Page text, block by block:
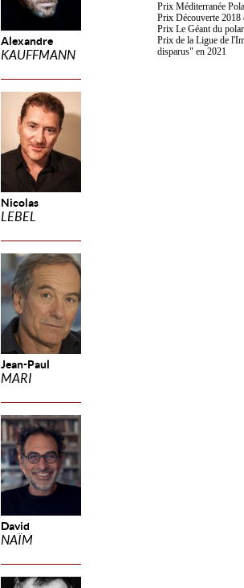
Alexandre
KAUFFMANN
Nicolas
LEBEL
Jean-Paul
MARI
David
NAÏM
Prix Méditerranée
Prix Découverte 2018
Prix Le Géant du
Prix de la Ligue de
disparus" en 2021